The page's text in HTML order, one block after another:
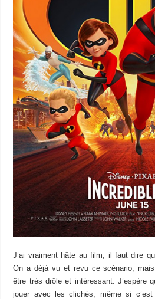
J’ai vraiment hâte au film, il faut dire
On a déjà vu et revu ce scénario,
être très drôle et intéressant. J’espère
jouer avec les clichés, même si